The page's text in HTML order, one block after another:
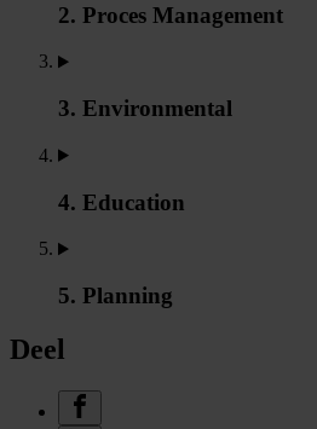
2. Proces Management
3. Environmental
4. Education
5. Planning
Deel